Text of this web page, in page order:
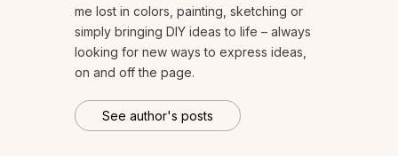
me lost in colors, painting, sketching or
simply bringing DIY ideas to life – always
looking for new ways to express ideas,
on and off the page.
See author's posts